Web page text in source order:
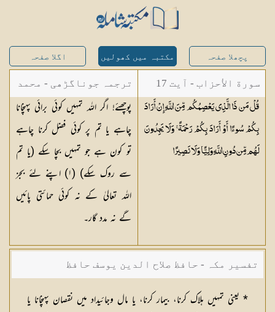
پچھلا صفحہ مکتبہ میں کھولیں اگلا صفحہ
سورة الأحزاب - آیت 17
قُلْ مَن ذَا الَّذِي يَعْصِمُكُم مِّنَ اللَّهِ إِنْ أَرَادَ
بِكُمْ سُوءًا أَوْ أَرَادَ بِكُمْ رَحْمَةً ۚ وَلَا يَجِدُونَ
لَهُم مِّن دُونِ اللَّهِ وَلِيًّا وَلَانَصِيرًا
ترجمہ جوناگڑھی - محمد
جونا گڑھی
پوچھئے! اگر اللہ تمہیں کوئی برائی پہنچانا
چاہے یا تم پر کوئی فضل کرنا چاہے
تو کون ہے جو تمہیں بچا سکے (یا تم
سے روک سکے) (١) اپنے لئے بجز
اللہ تعالیٰ کے نہ کوئی حمائتی پائیں
گے نہ مدد گار۔
تفسیر مکہ - حافظ صلاح الدین یوسف حافظ
* یعنی تمہیں ہلاک کرنا، بیمار کرنا، یا مال وجائیداد میں نقصان پہنچانا یا